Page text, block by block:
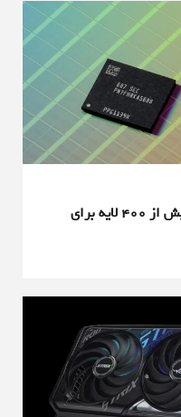
سامسونگ از اولین تراشه حافظه با بیش از ۴۰۰ لایه برای